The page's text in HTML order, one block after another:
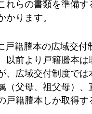
れらの書類を準備す
かります。
戸籍謄本の広域交付
以前より戸籍謄本は
、広域交付制度では
（父母、祖父母）、
戸籍謄本しか取得す